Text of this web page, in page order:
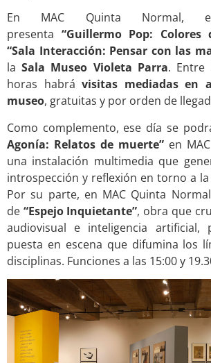
En MAC Quinta Normal,
presenta “Guillermo Pop:
“Sala Interacción: Pensar con las
laSala Museo Violeta Parra. Entre
horas habrávisitas mediadas en
museo, gratuitas y por orden de
Como complemento, ese día se
Agonía: Relatos de muerte” en
una instalación multimedia que
introspección y reflexión en torno a
Por su parte, en MAC Quinta
de “Espejo Inquietante”, obra que
audiovisual e inteligencia artificial,
puesta en escena que difumina los
disciplinas. Funciones a las 15:00 y